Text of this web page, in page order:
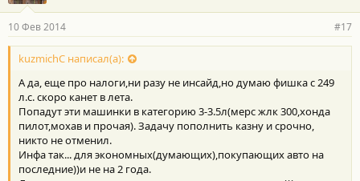
10 Фев 2014 #17
kuzmichC написал(а):
А да, еще про налоги,ни разу не инсайд,но думаю фишка с 249
л.с. скоро канет в лета.
Попадут эти машинки в категорию 3-3.5л(мерс жлк 300,хонда
пилот,мохав и прочая). Задачу пополнить казну и срочно,
никто не отменил.
Инфа так... для экономных(думающих),покупающих авто на
последние))и не на 2 года.